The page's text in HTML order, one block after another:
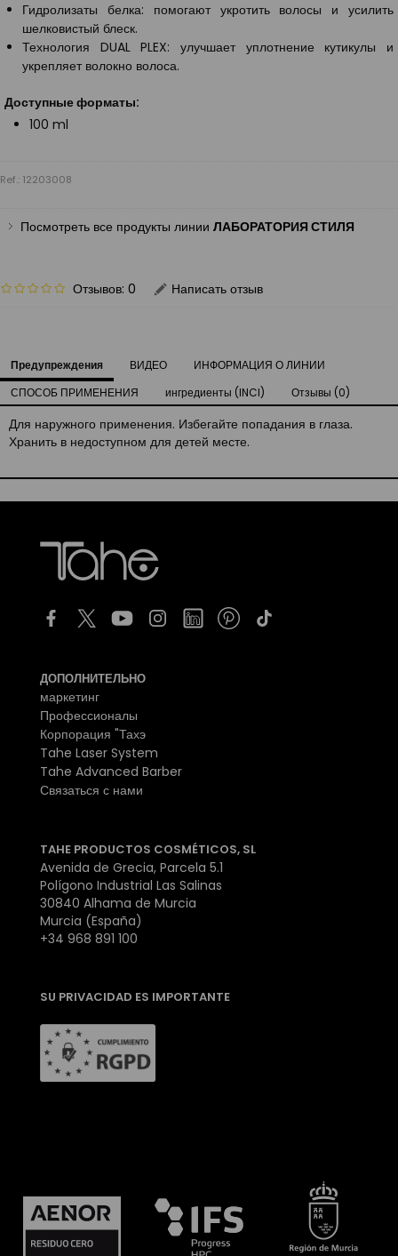
Гидролизаты белка: помогают укротить волосы и усилить
шелковистый блеск.
Технология DUAL PLEX: улучшает уплотнение кутикулы и
укрепляет волокно волоса.
Доступные форматы:
100 ml
Ref.: 12203008
Посмотреть все продукты линии ЛАБОРАТОРИЯ СТИЛЯ
Отзывов: 0 Написать отзыв
Предупреждения ВИДЕО
ИНФОРМАЦИЯ О ЛИНИИ
СПОСОБ ПРИМЕНЕНИЯ
ингредиенты (INCI) Отзывы (0)
Для наружного применения. Избегайте попадания в глаза.
Хранить в недоступном для детей месте.
ДОПОЛНИТЕЛЬНО
маркетинг
Профессионалы
Корпорация "Тахэ
Tahe Laser System
Tahe Advanced Barber
Связаться с нами
TAHE PRODUCTOS COSMÉTICOS, SL
Avenida de Grecia, Parcela 5.1
Polígono Industrial Las Salinas
30840 Alhama de Murcia
Murcia (España)
+34 968 891 100
SU PRIVACIDAD ES IMPORTANTE